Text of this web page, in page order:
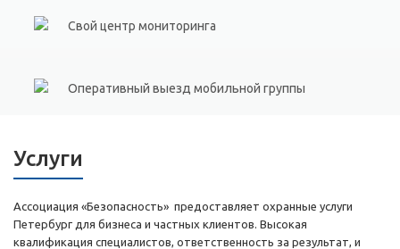
Свой центр мониторинга
Оперативный выезд мобильной группы
Услуги
Ассоциация «Безопасность» предоставляет охранные услуги
Петербург для бизнеса и частных клиентов. Высокая
квалификация специалистов, ответственность за результат, и